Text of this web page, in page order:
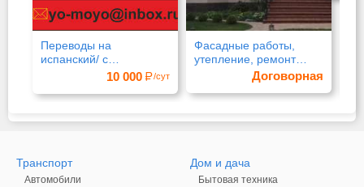
Переводы на
испанский/ с
испанского языка
10 000 /сут
Фасадные работы,
утепление, ремонт
фасада, отделкаДоговорная
Транспорт
Автомобили
Дом и дача
Бытовая техника